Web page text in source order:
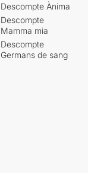
Descompte Ànima
Descompte
Mamma mia
Descompte
Germans de sang